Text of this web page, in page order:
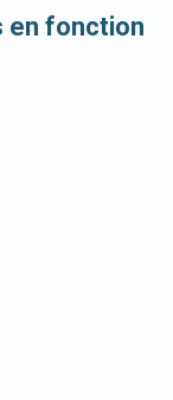
en fonction